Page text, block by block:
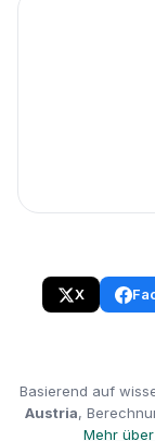
X
Basierend auf
Austria,
Mehr